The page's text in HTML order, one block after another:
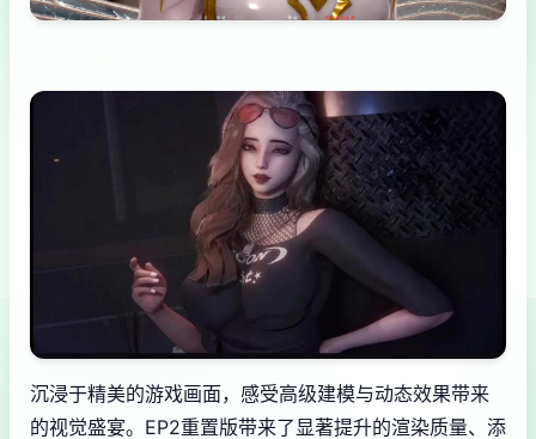
沉浸于精美的游戏画面，感受高级建模与动态效果带来
的视觉盛宴。EP2重置版带来了显著提升的渲染质量、添